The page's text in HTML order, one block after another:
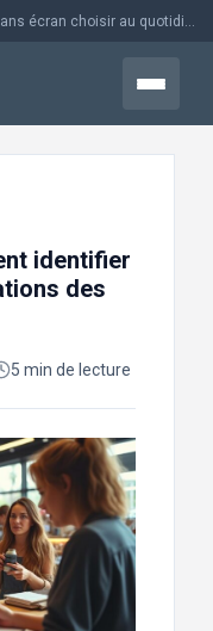
Menu
identifier
des
5 min de lecture